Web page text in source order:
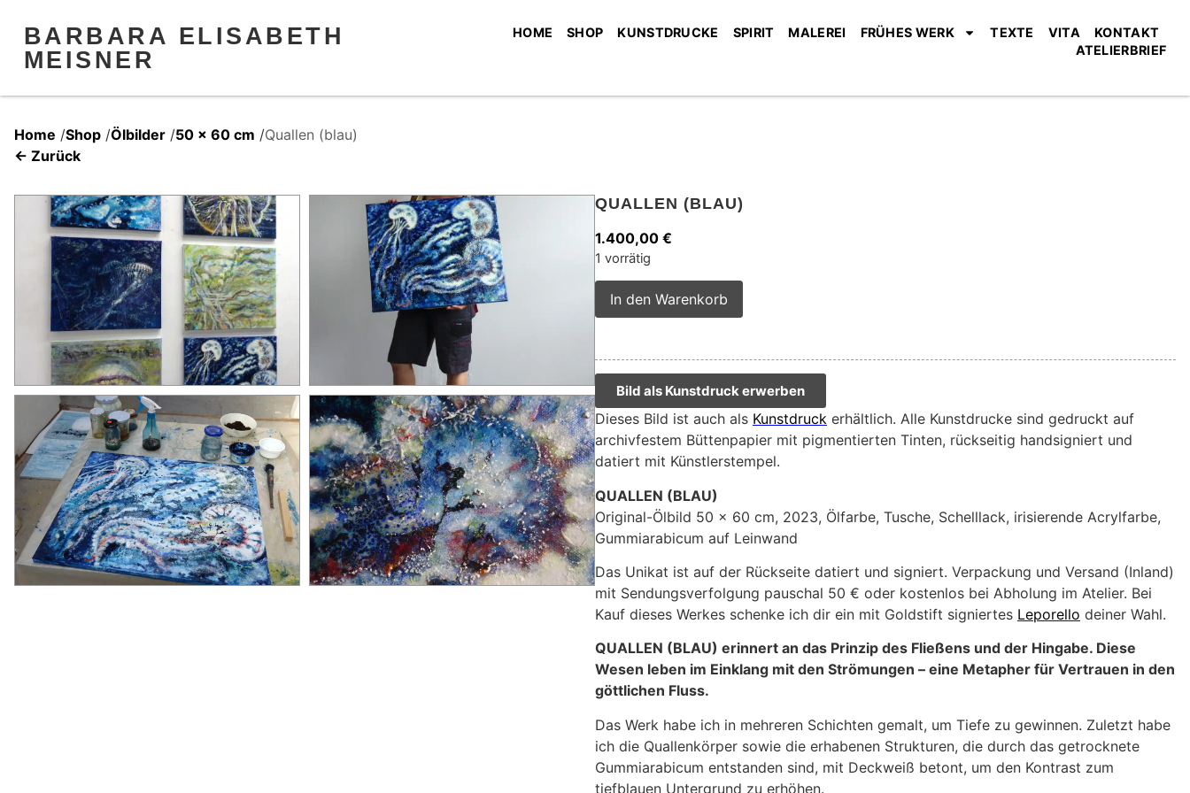
BARBARA ELISABETH
MEISNER
HOME SHOP KUNSTDRUCKE SPIRIT MALEREI FRÜHES WERK TEXTE VITA
KONTAKT
ATELIERBRIEF
Home /Shop /Ölbilder /50 x 60 cm /Quallen (blau)
← Zurück
QUALLEN (BLAU)
1.400,00 €
1 vorrätig
In den Warenkorb
Bild als Kunstdruck erwerben
Dieses Bild ist auch als Kunstdruck erhältlich. Alle Kunstdrucke sind gedruckt auf
archivfestem Büttenpapier mit pigmentierten Tinten, rückseitig handsigniert und
datiert mit Künstlerstempel.
QUALLEN (BLAU)
Original-Ölbild 50 x 60 cm, 2023, Ölfarbe, Tusche, Schelllack, irisierende Acrylfarbe,
Gummiarabicum auf Leinwand
Das Unikat ist auf der Rückseite datiert und signiert. Verpackung und Versand (Inland)
mit Sendungsverfolgung pauschal 50 € oder kostenlos bei Abholung im Atelier. Bei
Kauf dieses Werkes schenke ich dir ein mit Goldstift signiertes Leporello deiner Wahl.
QUALLEN (BLAU) erinnert an das Prinzip des Fließens und der Hingabe. Diese
Wesen leben im Einklang mit den Strömungen – eine Metapher für Vertrauen in den
göttlichen Fluss.
Das Werk habe ich in mehreren Schichten gemalt, um Tiefe zu gewinnen. Zuletzt habe
ich die Quallenkörper sowie die erhabenen Strukturen, die durch das getrocknete
Gummiarabicum entstanden sind, mit Deckweiß betont, um den Kontrast zum
tiefblauen Untergrund zu erhöhen.